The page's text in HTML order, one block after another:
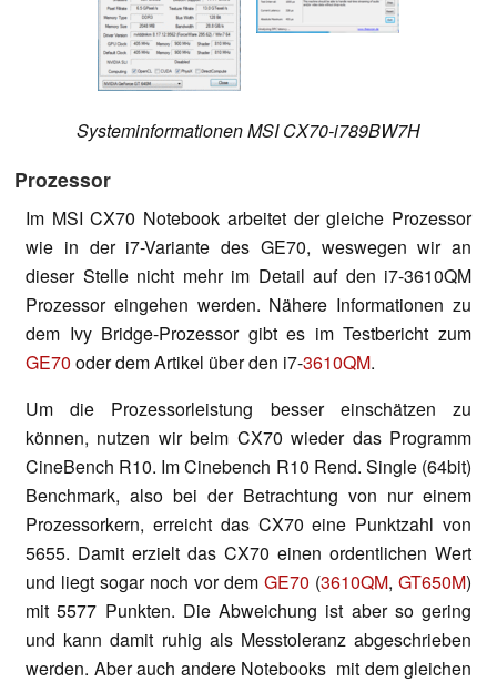
Systeminformationen MSI CX70-i789BW7H
Prozessor
Im MSI CX70 Notebook arbeitet der gleiche Prozessor
wie in der i7-Variante des GE70, weswegen wir an
dieser Stelle nicht mehr im Detail auf den i7-3610QM
Prozessor eingehen werden. Nähere Informationen zu
dem Ivy Bridge-Prozessor gibt es im Testbericht zum
GE70 oder dem Artikel über den i7-3610QM.
Um die Prozessorleistung besser einschätzen zu
können, nutzen wir beim CX70 wieder das Programm
CineBench R10. Im Cinebench R10 Rend. Single (64bit)
Benchmark, also bei der Betrachtung von nur einem
Prozessorkern, erreicht das CX70 eine Punktzahl von
5655. Damit erzielt das CX70 einen ordentlichen Wert
und liegt sogar noch vor dem GE70 (3610QM, GT650M)
mit 5577 Punkten. Die Abweichung ist aber so gering
und kann damit ruhig als Messtoleranz abgeschrieben
werden. Aber auch andere Notebooks mit dem gleichen